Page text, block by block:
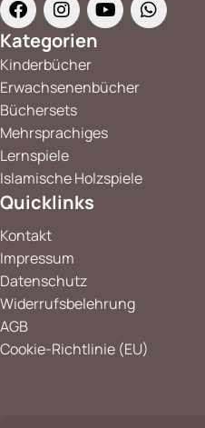
Kategorien
Kinderbücher
Erwachsenenbücher
Büchersets
Mehrsprachiges
Lernspiele
Islamische Holzspiele
Quicklinks
Kontakt
Impressum
Datenschutz
Widerrufsbelehrung
AGB
Cookie-Richtlinie (EU)